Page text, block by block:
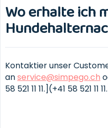
Wo erhalte ich
Kontaktier unser
anservice@simpego.ch
58 521 11 11.](+41 58 521 11